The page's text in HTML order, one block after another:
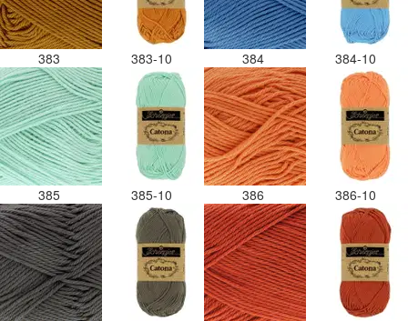
383 383-10 384 384-10
385 385-10 386 386-10